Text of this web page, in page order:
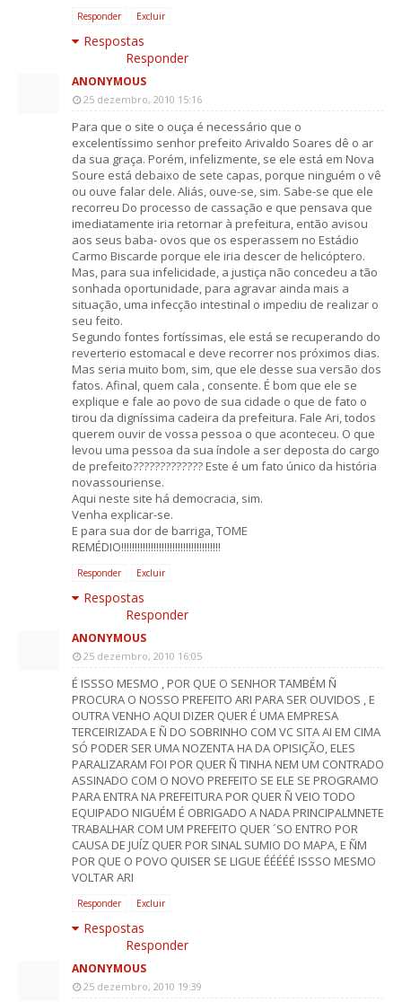
Responder Excluir
Respostas
Responder
ANONYMOUS
25 dezembro, 2010 15:16
Para que o site o ouça é necessário que o
excelentíssimo senhor prefeito Arivaldo Soares dê o ar
da sua graça. Porém, infelizmente, se ele está em Nova
Soure está debaixo de sete capas, porque ninguém o vê
ou ouve falar dele. Aliás, ouve-se, sim. Sabe-se que ele
recorreu Do processo de cassação e que pensava que
imediatamente iria retornar à prefeitura, então avisou
aos seus baba- ovos que os esperassem no Estádio
Carmo Biscarde porque ele iria descer de helicóptero.
Mas, para sua infelicidade, a justiça não concedeu a tão
sonhada oportunidade, para agravar ainda mais a
situação, uma infecção intestinal o impediu de realizar o
seu feito.
Segundo fontes fortíssimas, ele está se recuperando do
reverterio estomacal e deve recorrer nos próximos dias.
Mas seria muito bom, sim, que ele desse sua versão dos
fatos. Afinal, quem cala , consente. É bom que ele se
explique e fale ao povo de sua cidade o que de fato o
tirou da digníssima cadeira da prefeitura. Fale Ari, todos
querem ouvir de vossa pessoa o que aconteceu. O que
levou uma pessoa da sua índole a ser deposta do cargo
de prefeito????????????? Este é um fato único da história
novassouriense.
Aqui neste site há democracia, sim.
Venha explicar-se.
E para sua dor de barriga, TOME
REMÉDIO!!!!!!!!!!!!!!!!!!!!!!!!!!!!!!!!!!!!!
Responder Excluir
Respostas
Responder
ANONYMOUS
25 dezembro, 2010 16:05
É ISSSO MESMO , POR QUE O SENHOR TAMBÉM Ñ
PROCURA O NOSSO PREFEITO ARI PARA SER OUVIDOS , E
OUTRA VENHO AQUI DIZER QUER É UMA EMPRESA
TERCEIRIZADA E Ñ DO SOBRINHO COM VC SITA AI EM CIMA
SÓ PODER SER UMA NOZENTA HA DA OPISIÇÃO, ELES
PARALIZARAM FOI POR QUER Ñ TINHA NEM UM CONTRADO
ASSINADO COM O NOVO PREFEITO SE ELE SE PROGRAMO
PARA ENTRA NA PREFEITURA POR QUER Ñ VEIO TODO
EQUIPADO NIGUÉM É OBRIGADO A NADA PRINCIPALMNETE
TRABALHAR COM UM PREFEITO QUER ´SO ENTRO POR
CAUSA DE JUÍZ QUER POR SINAL SUMIO DO MAPA, E ÑM
POR QUE O POVO QUISER SE LIGUE ÉÉÉÉÉ ISSSO MESMO
VOLTAR ARI
Responder Excluir
Respostas
Responder
ANONYMOUS
25 dezembro, 2010 19:39